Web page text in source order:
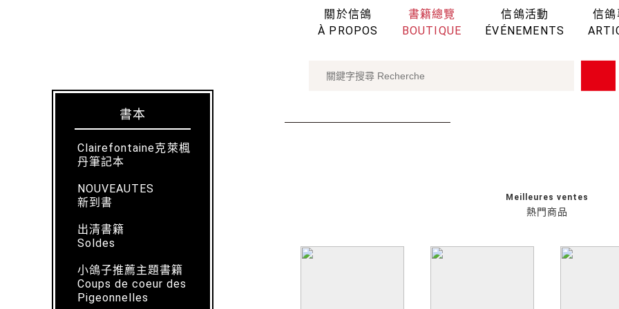
關於信鴿
À PROPOS
書籍總覽
BOUTIQUE
信鴿活動
ÉVÉNEMENTS
信鴿
書本
Clairefontaine克萊楓
丹筆記本
NOUVEAUTES
新到書
出清書籍
Soldes
小鴿子推薦主題書籍
Coups de coeur des
Pigeonnelles
熱門商品
Meilleures ventes